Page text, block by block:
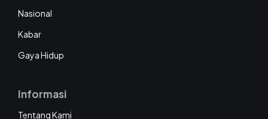
Nasional
Kabar
Gaya Hidup
Informasi
Tentang Kami